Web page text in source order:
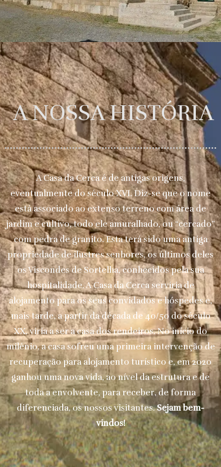
A NOSSA HISTÓRIA
A Casa da Cerca é de antigas origens,
eventualmente do século XVI. Diz-se que o nome
está associado ao extenso terreno com área de
jardim e cultivo, todo ele amuralhado, ou “cercado”
com pedra de granito. Esta terá sido uma antiga
propriedade de ilustres senhores, os últimos deles
os Viscondes de Sortelha, conhecidos pela sua
hospitalidade. A Casa da Cerca serviria de
alojamento para os seus convidados e hóspedes e,
mais tarde, a partir da década de 40/50 do século
XX, viria a ser a casa dos rendeiros. No início do
milénio, a casa sofreu uma primeira intervenção de
recuperação para alojamento turístico e, em 2020
ganhou uma nova vida, ao nível da estrutura e de
toda a envolvente, para receber, de forma
diferenciada, os nossos visitantes.Sejam bem-
vindos!